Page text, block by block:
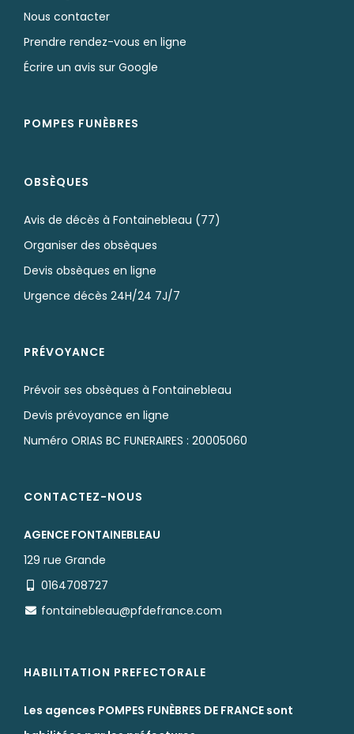
Nous contacter
Prendre rendez-vous en ligne
Écrire un avis sur Google
POMPES FUNÈBRES
OBSÈQUES
Avis de décès à Fontainebleau (77)
Organiser des obsèques
Devis obsèques en ligne
Urgence décès 24H/24 7J/7
PRÉVOYANCE
Prévoir ses obsèques à Fontainebleau
Devis prévoyance en ligne
Numéro ORIAS BC FUNERAIRES : 20005060
CONTACTEZ-NOUS
AGENCE FONTAINEBLEAU
129 rue Grande
0164708727
fontainebleau@pfdefrance.com
HABILITATION PREFECTORALE
Les agences POMPES FUNÈBRES DE FRANCE sont